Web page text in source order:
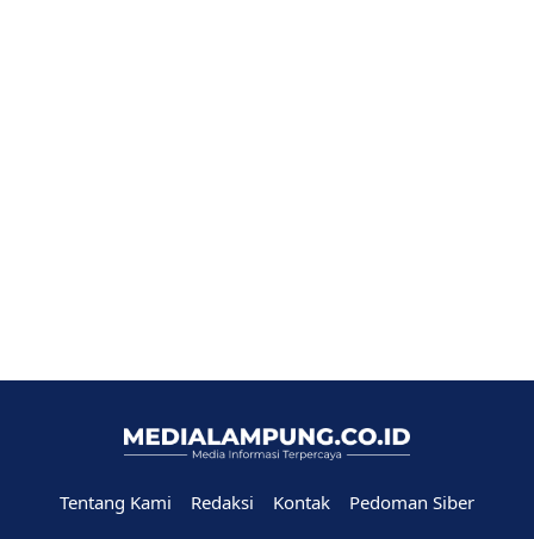
Tentang Kami Redaksi Kontak
Pedoman Siber